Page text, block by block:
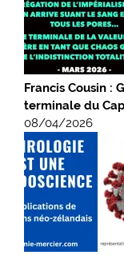
Francis Cousin :
terminale du
08/04/2026